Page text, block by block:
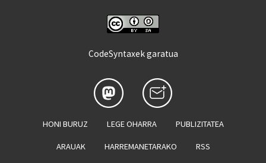
CodeSyntaxek garatua
HONI BURUZ LEGE OHARRA PUBLIZITATEA
ARAUAK HARREMANETARAKO RSS